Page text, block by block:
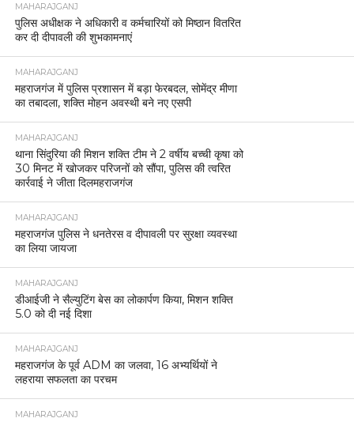
MAHARAJGANJ
पुलिस अधीक्षक ने अधिकारी व कर्मचारियों को मिष्ठान वितरित
कर दी दीपावली की शुभकामनाएं
MAHARAJGANJ
महराजगंज में पुलिस प्रशासन में बड़ा फेरबदल, सोमेंद्र मीणा
का तबादला, शक्ति मोहन अवस्थी बने नए एसपी
MAHARAJGANJ
थाना सिंदुरिया की मिशन शक्ति टीम ने 2 वर्षीय बच्ची कृषा को
30 मिनट में खोजकर परिजनों को सौंपा, पुलिस की त्वरित
कार्रवाई ने जीता दिलमहराजगंज
MAHARAJGANJ
महराजगंज पुलिस ने धनतेरस व दीपावली पर सुरक्षा व्यवस्था
का लिया जायजा
MAHARAJGANJ
डीआईजी ने सैल्युटिंग बेस का लोकार्पण किया, मिशन शक्ति
5.0 को दी नई दिशा
MAHARAJGANJ
महराजगंज के पूर्व ADM का जलवा, 16 अभ्यर्थियों ने
लहराया सफलता का परचम
MAHARAJGANJ